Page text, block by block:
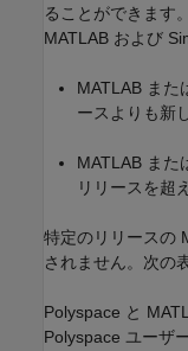
ることができます
MATLAB および
MATLAB また
ースよりも新
MATLAB また
リリースを超
特定のリリースの
されません。次の
Polyspace と
Polyspace ユーザ